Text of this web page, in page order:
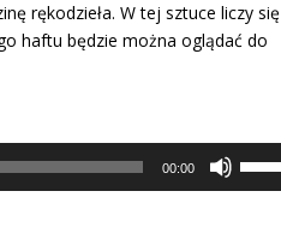
rękodzieła. W tej sztuce liczy się
haftu będzie można oglądać do
00:00